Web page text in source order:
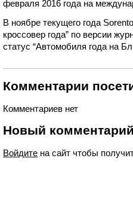
февраля 2016 года на
В ноябре текущего года
кроссовер года” по версии
статус “Автомобиля года на
Комментарии
Комментариев нет
Новый
Войдите на сайт чтобы